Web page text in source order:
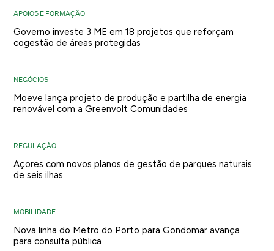
APOIOS E FORMAÇÃO
Governo investe 3 ME em 18 projetos que reforçam
cogestão de áreas protegidas
NEGÓCIOS
Moeve lança projeto de produção e partilha de energia
renovável com a Greenvolt Comunidades
REGULAÇÃO
Açores com novos planos de gestão de parques naturais
de seis ilhas
MOBILIDADE
Nova linha do Metro do Porto para Gondomar avança
para consulta pública